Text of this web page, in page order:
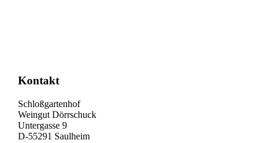
obenKontakt
Schloßgartenhof
Weingut Dörrschuck
Untergasse 9
D-55291 Saulheim